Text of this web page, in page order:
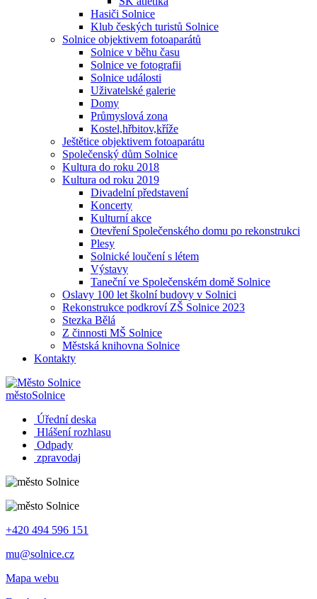
Hasiči Solnice
Klub českých turistů Solnice
Solnice objektivem fotoaparátů
Solnice v běhu času
Solnice ve fotografii
Solnice události
Uživatelské galerie
Domy
Průmyslová zona
Kostel,hřbitov,kříže
Ještětice objektivem fotoaparátu
Společenský dům Solnice
Kultura do roku 2018
Kultura od roku 2019
Divadelní představení
Koncerty
Kulturní akce
Otevření Společenského domu po rekonstrukci
Plesy
Solnické loučení s létem
Výstavy
Taneční ve Společenském domě Solnice
Oslavy 100 let školní budovy v Solnici
Rekonstrukce podkroví ZŠ Solnice 2023
Stezka Bělá
Z činnosti MŠ Solnice
Městská knihovna Solnice
Kontakty
městoSolnice
Úřední deska
Hlášení rozhlasu
Odpady
zpravodaj
+420 494 596 151
mu@solnice.cz
Mapa webu